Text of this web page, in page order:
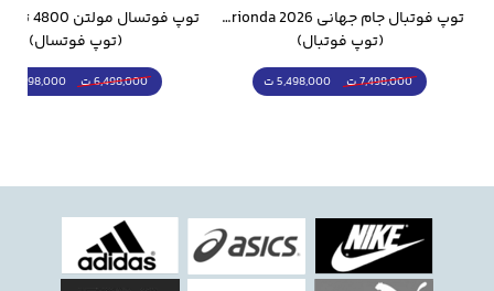
توپ فوتبال جام جهانی 2026 Trionda مشابه اورجینال
(توپ فوتبال)
7,498,000 ت 5,498,000 ت
(توپ فوتسال)
6,498,000 ت 5,298,000 ت